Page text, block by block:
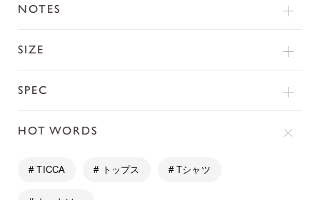
NOTES
SIZE
SPEC
HOT WORDS
# TICCA # トップス # Tシャツ